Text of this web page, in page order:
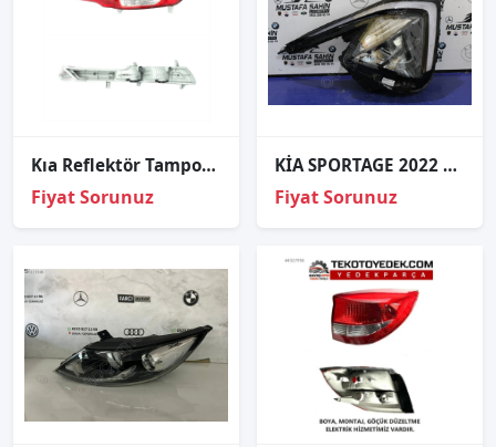
Kıa Reflektör Tampon Sportage 11-15 Arka Sol
Fiyat Sorunuz
KİA SPORTAGE 2022 SAG ÖN FAR 92102R2000
Fiyat Sorunuz